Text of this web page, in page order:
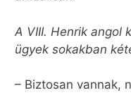
A VIII. Henrik angol
ügyek sokakban
– Biztosan vannak,